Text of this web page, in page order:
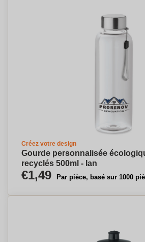
Créez votre design
Gourde personnalisée
recyclés 500ml - Ian
€1,49 Par pièce, basé sur 1000